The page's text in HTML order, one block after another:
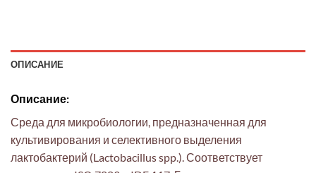
ОПИСАНИЕ
Описание:
Среда для микробиологии, предназначенная для
культивирования и селективного выделения
лактобактерий (Lactobacillus spp.). Соответствует